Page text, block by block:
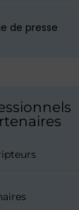
de presse